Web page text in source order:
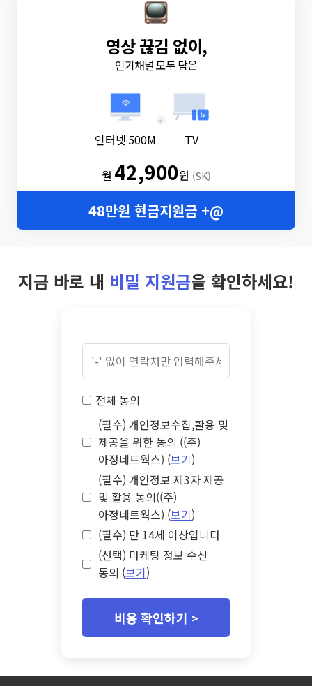
영상 끊김 없이,
인기채널 모두 담은
인터넷 500M
+
TV
월 42,900원 (SK)
48만원 현금지원금 +@
지금 바로 내 비밀 지원금을 확인하세요!
전체 동의
(필수) 개인정보수집,활용 및
제공을 위한 동의 ((주)
아정네트웍스) (보기)
(필수) 개인정보 제3자 제공
및 활용 동의((주)
아정네트웍스) (보기)
(필수) 만 14세 이상입니다
(선택) 마케팅 정보 수신
동의 (보기)
비용 확인하기 >